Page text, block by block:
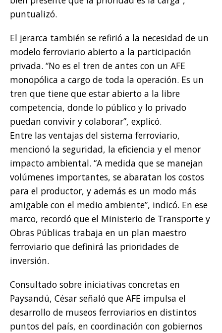
puntualizó.
El jerarca también se refirió a la necesidad de un
modelo ferroviario abierto a la participación
privada. “No es el tren de antes con un AFE
monopólica a cargo de toda la operación. Es un
tren que tiene que estar abierto a la libre
competencia, donde lo público y lo privado
puedan convivir y colaborar”, explicó.
Entre las ventajas del sistema ferroviario,
mencionó la seguridad, la eficiencia y el menor
impacto ambiental. “A medida que se manejan
volúmenes importantes, se abaratan los costos
para el productor, y además es un modo más
amigable con el medio ambiente”, indicó. En ese
marco, recordó que el Ministerio de Transporte y
Obras Públicas trabaja en un plan maestro
ferroviario que definirá las prioridades de
inversión.
Consultado sobre iniciativas concretas en
Paysandú, César señaló que AFE impulsa el
desarrollo de museos ferroviarios en distintos
puntos del país, en coordinación con gobiernos